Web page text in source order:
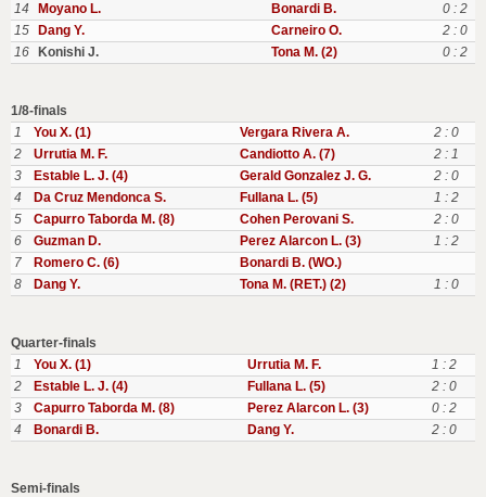
14 Moyano L. Bonardi B.
0 : 2
15
Dang Y. Carneiro O.
2 : 0
16
Konishi J. Tona M. (2) 0 : 2
1/8-finals
1
You X. (1) Vergara Rivera A.
2 : 0
2
Urrutia M. F. Candiotto A. (7)
2 : 1
3
Estable L. J. (4) Gerald Gonzalez J. G.
2 : 0
4
Da Cruz Mendonca S. Fullana L. (5)
1 : 2
5
Capurro Taborda M. (8) Cohen Perovani S.
2 : 0
6
Guzman D. Perez Alarcon L. (3)
1 : 2
7
Romero C. (6)
Bonardi B. (WO.)
8
Dang Y. Tona M. (RET.) (2) 1 : 0
Quarter-finals
1
You X. (1) Urrutia M. F.
1 : 2
2
Estable L. J. (4) Fullana L. (5)
2 : 0
3
Capurro Taborda M. (8) Perez Alarcon L. (3)
0 : 2
4
Bonardi B. Dang Y. 2 : 0
Semi-finals